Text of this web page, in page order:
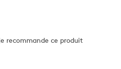
recommande ce produit